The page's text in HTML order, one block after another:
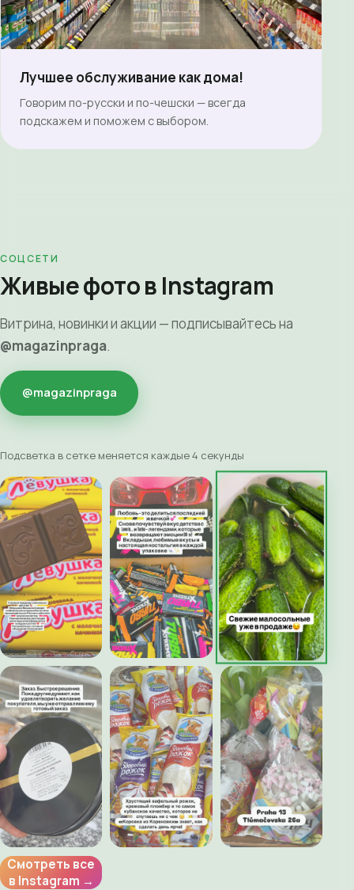
Лучшее обслуживание как дома!
Говорим по-русски и по-чешски — всегда
подскажем и поможем с выбором.
СОЦСЕТИ
Живые фото в Instagram
Витрина, новинки и акции — подписывайтесь на
@magazinpraga.
@magazinpraga
Подсветка в сетке меняется каждые 4 секунды
Смотреть все
в Instagram →